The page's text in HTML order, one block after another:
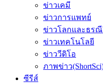
ข่าวเคมี
ข่าวการแพทย์
ข่าวโลกและธรณี
ข่าวเทคโนโลยี
ข่าววีดิโอ
ภาพข่าว
ซีรีส์